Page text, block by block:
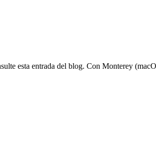
esta entrada del blog. Con Monterey